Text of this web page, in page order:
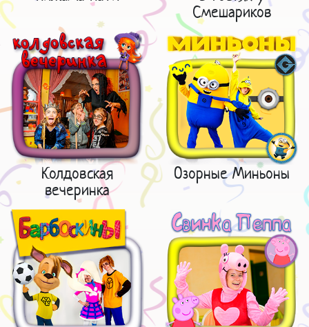
Смешариков
Колдовская
вечеринка
Озорные Миньоны